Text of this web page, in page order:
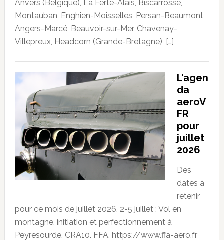
Anvers (Belgique), La Ferté-Alais, Biscarrosse,
Montauban, Enghien-Moisselles, Persan-Beaumont,
Angers-Marcé, Beauvoir-sur-Mer, Chavenay-
Villepreux, Headcorn (Grande-Bretagne), […]
L’agen
da
aeroV
FR
pour
juillet
2026
Des
dates à
retenir
pour ce mois de juillet 2026. 2-5 juillet : Vol en
montagne, initiation et perfectionnement à
Peyresourde. CRA10. FFA. https://www.ffa-aero.fr